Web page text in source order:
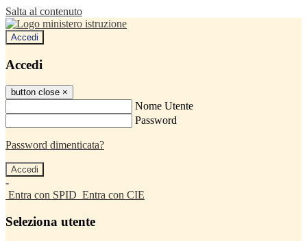
Salta al contenuto
Accedi
Accedi
button close ×
Nome Utente
Password
Password dimenticata?
-
Entra con SPID Entra con CIE
Seleziona utente